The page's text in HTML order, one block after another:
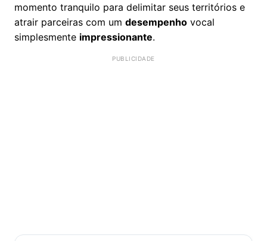
momento tranquilo para delimitar seus territórios e
atrair parceiras com um desempenho vocal
simplesmente impressionante.